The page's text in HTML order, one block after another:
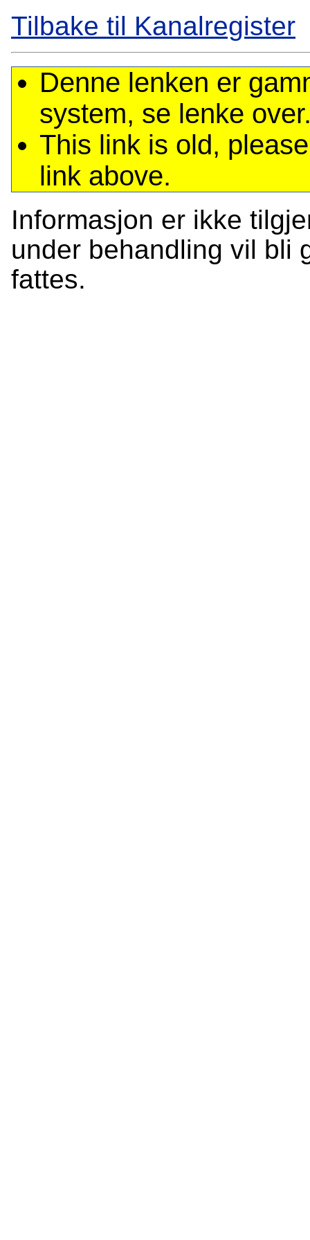
Tilbake til Kanalregister
Denne lenken er
system, se lenke
This link is old,
link above.
Informasjon er ikke
under behandling vil bli
fattes.